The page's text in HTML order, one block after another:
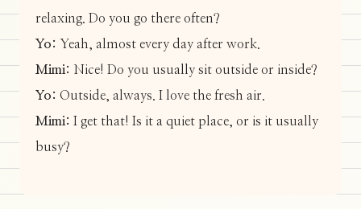
relaxing. Do you go there often?
Yo: Yeah, almost every day after work.
Mimi:
Nice! Do you usually sit outside or inside?
Yo: Outside, always. I love the fresh air.
Mimi:
I get that! Is it a quiet place, or is it usually
busy?